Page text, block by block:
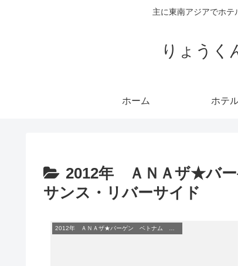
主に東南アジアでホテ
りょうく
ホーム ホテ
2012年 ＡＮＡザ★バ
サンス・リバーサイド